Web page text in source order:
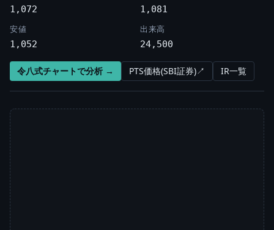
1,072
1,081
安値
1,052
出来高
24,500
令八式チャートで分析 → PTS価格(SBI証券)↗ IR一覧